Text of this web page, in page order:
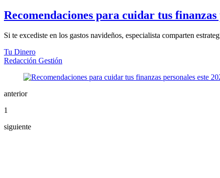
Recomendaciones para cuidar tus finanzas
Si te excediste en los gastos navideños, especialista comparten
Tu Dinero
Redacción Gestión
anterior
1
siguiente